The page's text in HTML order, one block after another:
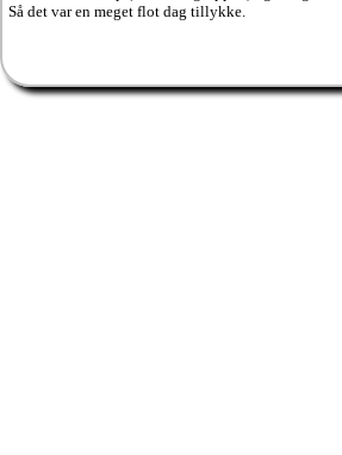
Så det var en meget flot dag tillykke.